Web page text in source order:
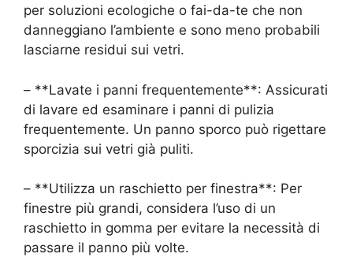
per soluzioni ecologiche o fai-da-te che non
danneggiano l’ambiente e sono meno probabili
lasciarne residui sui vetri.
– **Lavate i panni frequentemente**: Assicurati
di lavare ed esaminare i panni di pulizia
frequentemente. Un panno sporco può rigettare
sporcizia sui vetri già puliti.
– **Utilizza un raschietto per finestra**: Per
finestre più grandi, considera l’uso di un
raschietto in gomma per evitare la necessità di
passare il panno più volte.